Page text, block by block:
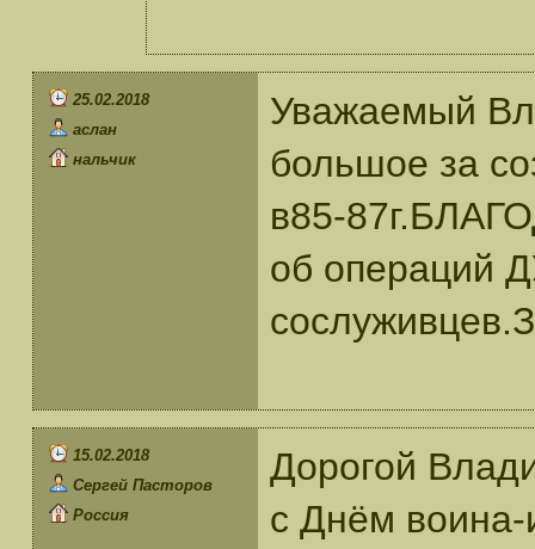
25.02.2018
аслан
нальчик
Уважаемый
большое за
в85-
об операций
15.02.2018
Сергей Пасторов
Россия
Дорогой
с Днём воина-